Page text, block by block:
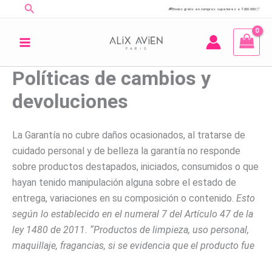
contenido
Buscar 🚚Envíos gratis en compras superiores a $200.000📦
Políticas de cambios y
devoluciones
La Garantía no cubre daños ocasionados, al tratarse de
cuidado personal y de belleza la garantía no responde
sobre productos destapados, iniciados, consumidos o que
hayan tenido manipulación alguna sobre el estado de
entrega, variaciones en su composición o contenido. Esto
según lo establecido en el numeral 7 del Artículo 47 de la
ley 1480 de 2011. “Productos de limpieza, uso personal,
maquillaje, fragancias, si se evidencia que el producto fue